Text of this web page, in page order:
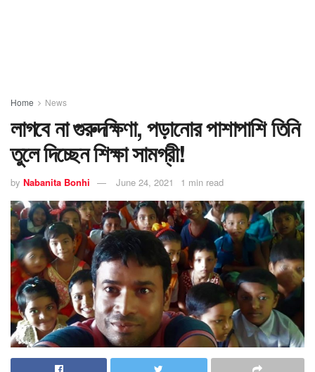
Home News
লাগবে না গুরুদক্ষিণা, পড়ানোর পাশাপাশি তিনি
তুলে দিচ্ছেন শিক্ষা সামগ্রী!
by Nabanita Bonhi June 24, 2021 1 min read